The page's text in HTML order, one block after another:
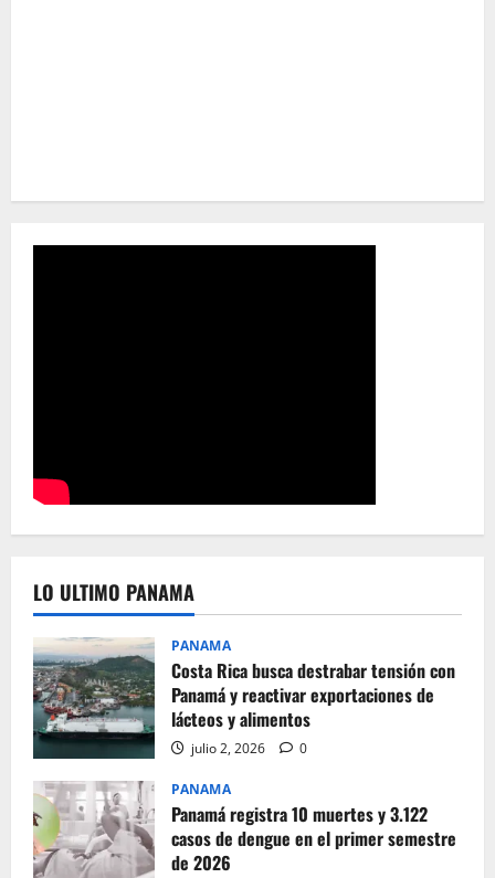
LO ULTIMO PANAMA
PANAMA
Costa Rica busca destrabar tensión con
Panamá y reactivar exportaciones de
lácteos y alimentos
julio 2, 2026 0
PANAMA
Panamá registra 10 muertes y 3.122
casos de dengue en el primer semestre
de 2026